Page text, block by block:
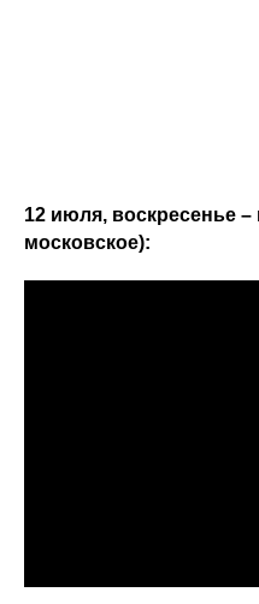
12 июля, воскресенье
московское):